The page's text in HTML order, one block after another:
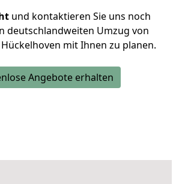
und kontaktieren Sie uns noch
deutschlandweiten Umzug von
mit Ihnen zu planen.
Angebote erhalten